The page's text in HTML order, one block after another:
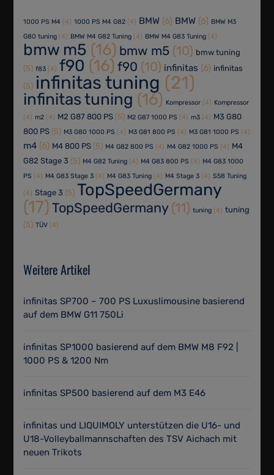
1000 PS M4 (4) 1000 PS M4 G82 (4) BMW (6) BMW (6) BMW M3
G80 tuning (4) BMW M4 G82 Tuning (4) BMW M4 G83 Tuning (4)
bmw m5 (16) bmw m5 (10) bmw tuning
(5) f83 (4) f90 (16) f90 (10) infinitas (6) infinitas
(5) infinitas tuning (21)
infinitas tuning (16) Kompressor (4) Kompressor
(4) m2 (4) M2 G87 800 PS (5) M2 G87 1000 PS (4) m3 (4) M3 G80
800 PS (5) M3 G80 1000 PS (4) M3 G81 800 PS (4) M3 G81 1000 PS (4)
m4 (6) M4 800 PS (5) M4 G82 800 PS (4) M4 G82 1000 PS (4) M4
G82 Stage 3 (5) M4 G82 Tuning (4) M4 G83 800 PS (4) M4 G83 1000
PS (4) M4 G83 Stage 3 (4) M4 G83 Tuning (4) M4 Stage 3 (4) S58 Tuning
(4) Stage 3 (5) TopSpeedGermany
(17) TopSpeedGermany(11) tuning (4) tuning
(5) TÜV (4)
Weitere Artikel
infinitas SP700 – 700 PS Luxuslimousine basierend
auf dem BMW G11 750Li
infinitas SP1000 basierend auf dem BMW M8 F92 |
1000 PS & 1200 Nm
infinitas SP500 basierend auf dem M3 E46
infinitas und LIQUIMOLY unterstützen die U16- und
U18-Volleyballmannschaften des TSV Aichach mit
neuen Trikots